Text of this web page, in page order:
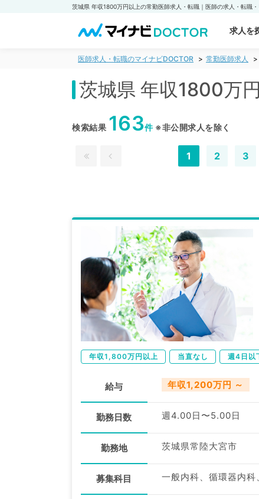
求人を
医師求人・転職のマイナビDOCTOR 常勤医師求人
茨城県 年収1800万
検索結果 163件※非公開求人を除く
1 2 3
年収1,800万円以上 当直なし 週4日以
給与 年収1,200万円 ～
勤務日数 週4.00日〜5.00日
勤務地 茨城県常陸大宮市
募集科目 一般内科、循環器内